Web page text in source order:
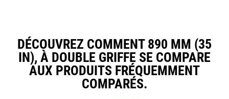
DÉCOUVREZ COMMENT 890 MM (35
IN), À DOUBLE GRIFFE SE COMPARE
AUX PRODUITS FRÉQUEMMENT
COMPARÉS.